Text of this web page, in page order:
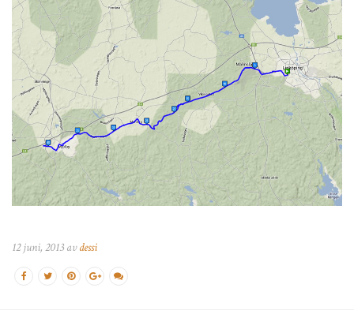
12 juni, 2013 avdessi